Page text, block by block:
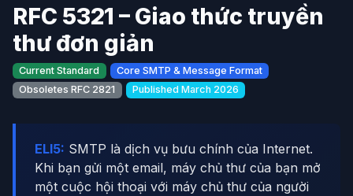
RFC 5321 – Giao thức truyền
thư đơn giản
Current Standard
Core SMTP & Message Format
Obsoletes RFC 2821
Published March 2026
ELI5: SMTP là dịch vụ bưu chính của Internet.
Khi bạn gửi một email, máy chủ thư của bạn mở
một cuộc hội thoại với máy chủ thư của người